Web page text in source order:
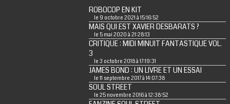
ROBOCOP EN KIT
le 9 octobre 2021 à 15:16:52
MAIS QUI EST XAVIER DESBARATS ?
le 5 mai 2020 à 21:28:13
CRITIQUE : MIDI MINUIT FANTASTIQUE VOL.
3
le 3 octobre 2018 à 17:19:31
JAMES BOND : UN LIVRE ET UN ESSAI
le 11 septembre 2017 à 14:07:38
SOUL STREET
le 25 novembre 2016 à 12:38:52